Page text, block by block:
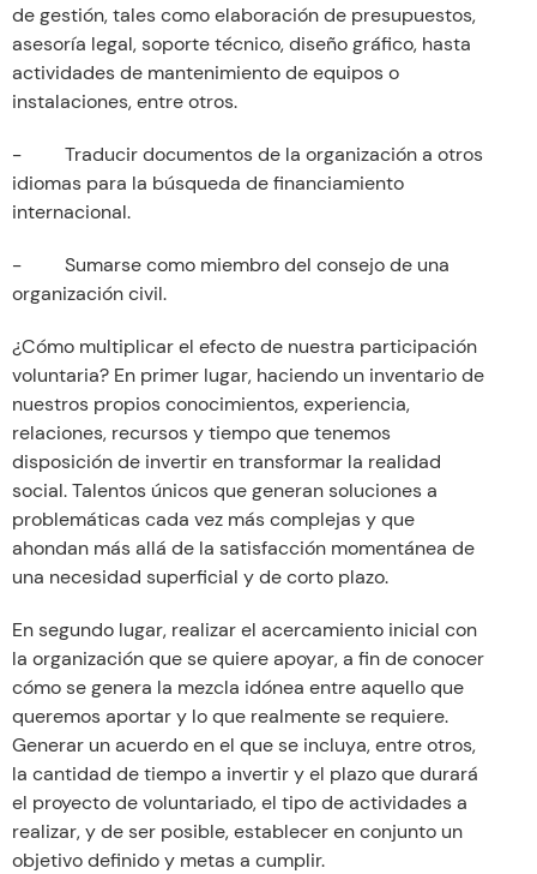
de gestión, tales como elaboración de presupuestos,
asesoría legal, soporte técnico, diseño gráfico, hasta
actividades de mantenimiento de equipos o
instalaciones, entre otros.
- Traducir documentos de la organización a otros
idiomas para la búsqueda de financiamiento
internacional.
- Sumarse como miembro del consejo de una
organización civil.
¿Cómo multiplicar el efecto de nuestra participación
voluntaria? En primer lugar, haciendo un inventario de
nuestros propios conocimientos, experiencia,
relaciones, recursos y tiempo que tenemos
disposición de invertir en transformar la realidad
social. Talentos únicos que generan soluciones a
problemáticas cada vez más complejas y que
ahondan más allá de la satisfacción momentánea de
una necesidad superficial y de corto plazo.
En segundo lugar, realizar el acercamiento inicial con
la organización que se quiere apoyar, a fin de conocer
cómo se genera la mezcla idónea entre aquello que
queremos aportar y lo que realmente se requiere.
Generar un acuerdo en el que se incluya, entre otros,
la cantidad de tiempo a invertir y el plazo que durará
el proyecto de voluntariado, el tipo de actividades a
realizar, y de ser posible, establecer en conjunto un
objetivo definido y metas a cumplir.